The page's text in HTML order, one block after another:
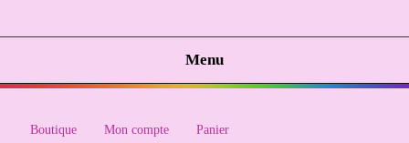
Menu
Boutique Mon compte Panier